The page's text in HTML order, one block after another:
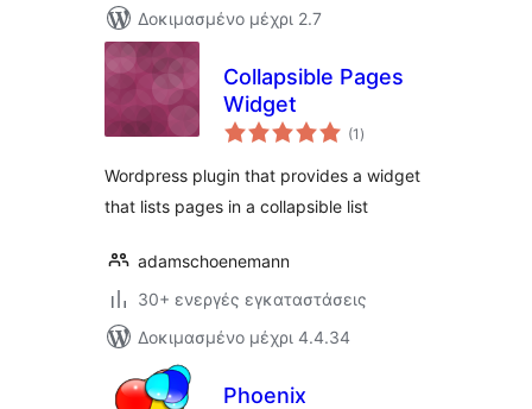
Δοκιμασμένο μέχρι 2.7
Collapsible Pages
Widget
(1 αξιολογήσεις
σύνολο
)
Wordpress plugin that provides a widget
that lists pages in a collapsible list
adamschoenemann
30+ ενεργές εγκαταστάσεις
Δοκιμασμένο μέχρι 4.4.34
Phoenix